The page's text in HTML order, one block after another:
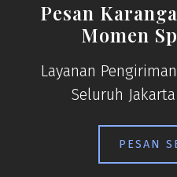
Pesan
Momen
Layanan
Seluruh
PESAN